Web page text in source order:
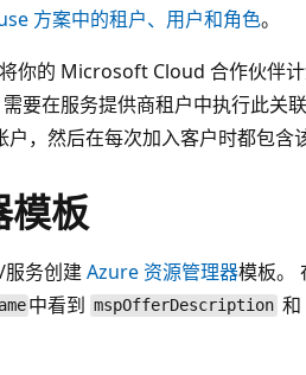
方案中的租户、用户和角色。
你的 Microsoft Cloud 合作伙伴
要在服务提供商租户中执行此关
，然后在每次加入客户时都包含
板
务创建Azure 资源管理器模板。
中看到 mspOfferDescription 和